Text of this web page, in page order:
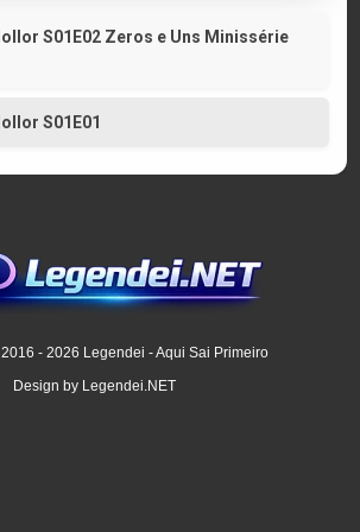
S01E02 Zeros e Uns Minissérie
S01E01
- 2026 Legendei - Aqui Sai Primeiro
Design by Legendei.NET